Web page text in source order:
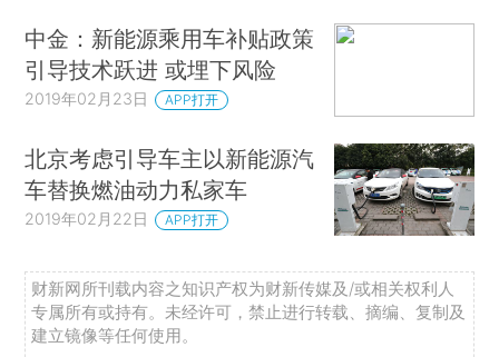
中金：新能源乘用车补贴政策
引导技术跃进 或埋下风险
2019年02月23日 APP打开
北京考虑引导车主以新能源汽
车替换燃油动力私家车
2019年02月22日 APP打开
财新网所刊载内容之知识产权为财新传媒及/或相关权利人
专属所有或持有。未经许可，禁止进行转载、摘编、复制及
建立镜像等任何使用。